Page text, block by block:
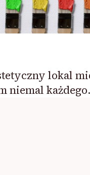
lokal
niemal każdego.